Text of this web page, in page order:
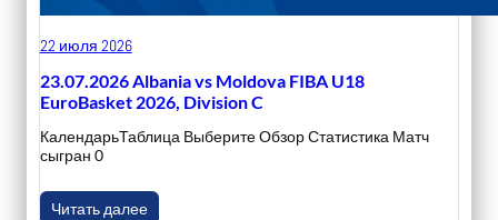
22 июля 2026
23.07.2026 Albania vs Moldova FIBA U18
EuroBasket 2026, Division C
КалендарьТаблица Выберите Обзор Статистика Матч
сыгран 0
Читать далее